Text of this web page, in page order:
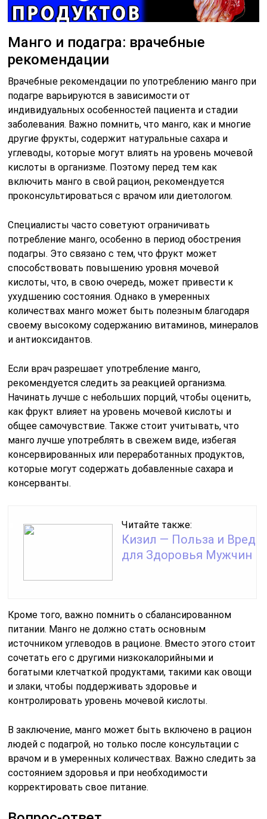
Манго и подагра: врачебные
рекомендации
Врачебные рекомендации по употреблению манго при
подагре варьируются в зависимости от
индивидуальных особенностей пациента и стадии
заболевания. Важно помнить, что манго, как и многие
другие фрукты, содержит натуральные сахара и
углеводы, которые могут влиять на уровень мочевой
кислоты в организме. Поэтому перед тем как
включить манго в свой рацион, рекомендуется
проконсультироваться с врачом или диетологом.
Специалисты часто советуют ограничивать
потребление манго, особенно в период обострения
подагры. Это связано с тем, что фрукт может
способствовать повышению уровня мочевой
кислоты, что, в свою очередь, может привести к
ухудшению состояния. Однако в умеренных
количествах манго может быть полезным благодаря
своему высокому содержанию витаминов, минералов
и антиоксидантов.
Если врач разрешает употребление манго,
рекомендуется следить за реакцией организма.
Начинать лучше с небольших порций, чтобы оценить,
как фрукт влияет на уровень мочевой кислоты и
общее самочувствие. Также стоит учитывать, что
манго лучше употреблять в свежем виде, избегая
консервированных или переработанных продуктов,
которые могут содержать добавленные сахара и
консерванты.
Читайте также:
Кизил — Польза и Вред
для Здоровья Мужчин
Кроме того, важно помнить о сбалансированном
питании. Манго не должно стать основным
источником углеводов в рационе. Вместо этого стоит
сочетать его с другими низкокалорийными и
богатыми клетчаткой продуктами, такими как овощи
и злаки, чтобы поддерживать здоровье и
контролировать уровень мочевой кислоты.
В заключение, манго может быть включено в рацион
людей с подагрой, но только после консультации с
врачом и в умеренных количествах. Важно следить за
состоянием здоровья и при необходимости
корректировать свое питание.